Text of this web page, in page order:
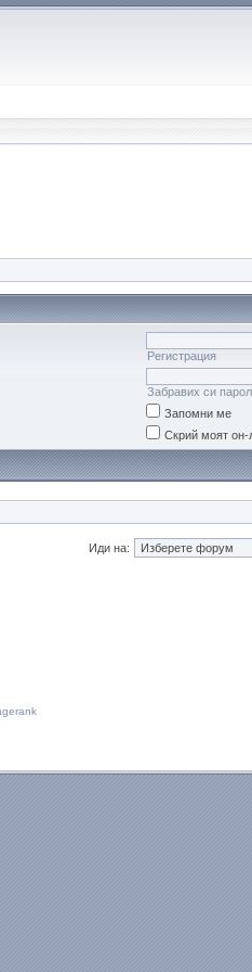
Регистрация
Забравих си
Запомни ме
Скрий моят он-
Иди на: